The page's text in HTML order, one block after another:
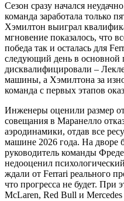
Сезон сразу начался
команда заработала только
Хэмилтон выиграл
мгновение показалось, что
победа так и осталась для
следующий день в основной
дисквалифицировали –
машины, а Хэмилтона за
команда с первых этапов
Инженеры оценили размер
совещания в Маранелло
аэродинамики, отдав все
машине 2026 года. На дворе
руководитель команды
недооценил
ждали от Ferrari реального
что прогресса не будет.
McLaren, Red Bull и